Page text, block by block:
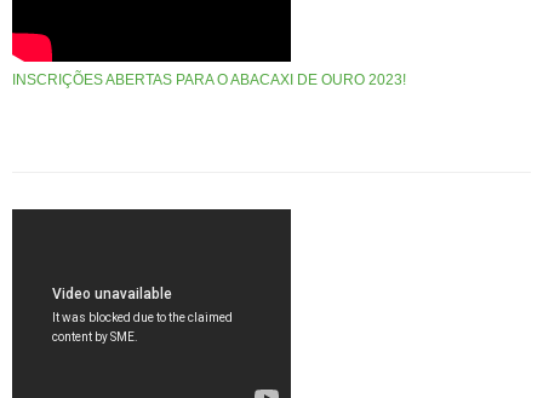
INSCRIÇÕES ABERTAS PARA O ABACAXI DE OURO 2023!